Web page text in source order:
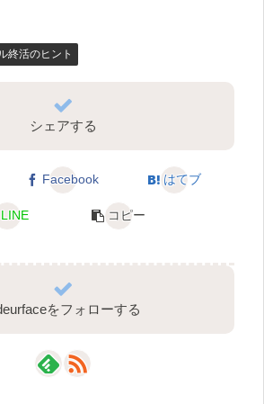
終活のヒント
シェアする
Facebook はてブ
LINE コピー
をフォローする